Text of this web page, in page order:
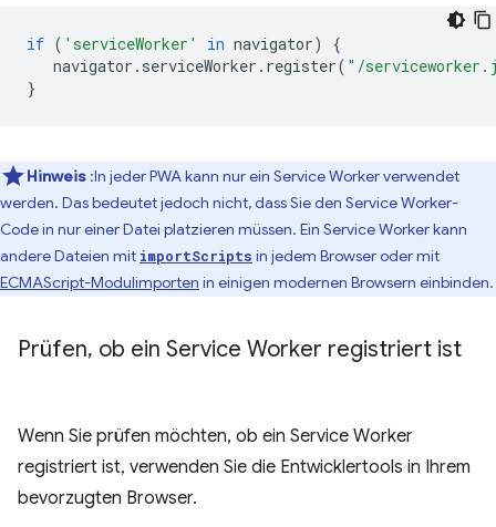
if ( 'serviceWorker' in navigator)
{
navigator . serviceWorker . register( "/
}
Hinweis :In jeder PWA kann nur ein Service Worker verwendet
werden. Das bedeutet jedoch nicht, dass Sie den Service Worker-
Code in nur einer Datei platzieren müssen. Ein Service Worker kann
andere Dateien mit importScripts in jedem Browser oder mit
ECMAScript-Modulimporten in einigen modernen Browsern einbinden.
Prüfen, ob ein Service Worker registriert ist
Wenn Sie prüfen möchten, ob ein Service Worker
registriert ist, verwenden Sie die Entwicklertools in Ihrem
bevorzugten Browser.